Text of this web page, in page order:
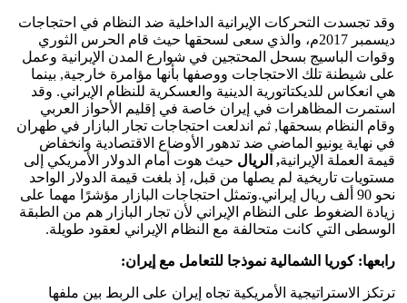
وقد تجسدت التحركات الإيرانية الداخلية ضد النظام في احتجاجات
ديسمبر 2017م، والذي سعى لسحقها حيث قام الحرس الثوري
وقوات الباسيج بسحل المحتجين في شوارع المدن الإيرانية وعمل
على شيطنة تلك الاحتجاجات ووصفها بأنها مؤامرة خارجية, بينما
هي انعكاس للديكتاتورية الدينية والعسكرية للنظام الإيراني. وقد
استمرت المظاهرات في إيران خاصة في إقليم الأحواز العربي
وقام النظام بسحقها, ثم اندلعت احتجاجات تجار البازار في طهران
في نهاية يونيو الماضي ضد تدهور الأوضاع الاقتصادية وانخفاض
قيمة العملة الإيرانية, الريال حيث هوت أمام الدولار الأمريكي إلى
مستويات تاريخية لم يصلها من قبل، إذ بلغت قيمة الدولار الواحد
نحو 90 ألف ريال إيراني.وتمثل احتجاجات البازار مؤشرًا مهما على
زيادة الضغوط على النظام الإيراني لأن تجار البازار هم من الطبقة
الوسطى التي كانت متحالفة مع النظام الإيراني لعقود طويلة.
رابعها: كوريا الشمالية نموذجا للتعامل مع إيران:
ترتكز الاستراتيجية الأمريكية تجاه إيران على الربط بين ملفها